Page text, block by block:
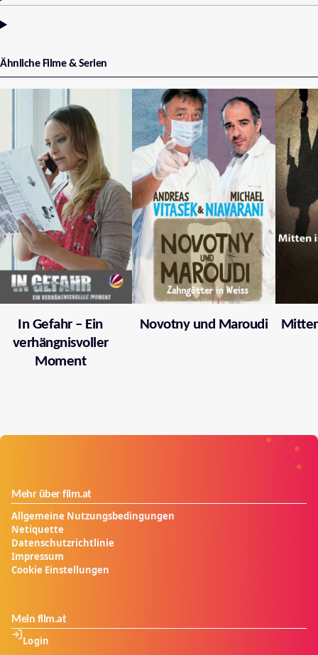
Ähnliche Filme & Serien
In Gefahr – Ein
verhängnisvoller
Moment
Novotny und Maroudi
Mehr über film.at
Allgemeine Nutzungsbedingungen
Netiquette
Datenschutzrichtlinie
Impressum
Cookie Einstellungen
Mein film.at
Login